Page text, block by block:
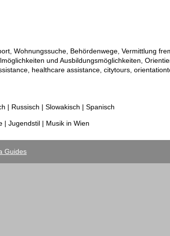
Wohnungssuche, Behördenwege, Vermittlung
und Ausbildungsmöglichkeiten,
healthcare assistance, citytours,
| Russisch | Slowakisch | Spanisch
| Jugendstil | Musik in Wien
Guides